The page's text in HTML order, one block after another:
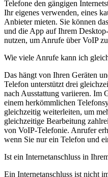
Telefone den gängigen
Ihr eigenes verwenden, eines
Anbieter mieten. Sie können
und die App auf Ihrem
nutzen, um Anrufe über VoIP
Wie viele Anrufe kann ich
Das hängt von Ihren Geräten
Telefon unterstützt drei
nach Ausstattung variieren. Im
einem herkömmlichen
gleichzeitig weiterleiten, um
gleichzeitige Bearbeitung
von VoIP-Telefonie. Anrufer
wenn Sie nur ein Telefon und
Ist ein Internetanschluss in
Ein Internetanschluss ist nicht